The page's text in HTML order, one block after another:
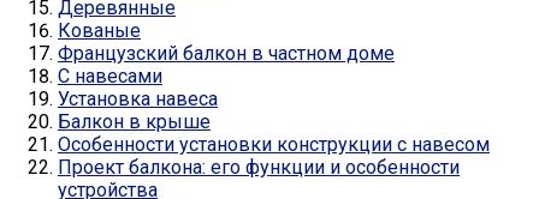
Деревянные
Кованые
Французский балкон в частном доме
С навесами
Установка навеса
Балкон в крыше
Особенности установки конструкции с навесом
Проект балкона: его функции и особенности
устройства